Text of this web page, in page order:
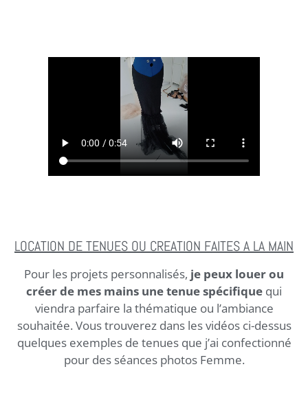
LOCATION DE TENUES OU CREATION FAITES A LA MAIN
Pour les projets personnalisés, je peux louer ou
créer de mes mains une tenue spécifique qui
viendra parfaire la thématique ou l’ambiance
souhaitée. Vous trouverez dans les vidéos ci-dessus
quelques exemples de tenues que j’ai confectionné
pour des séances photos Femme.